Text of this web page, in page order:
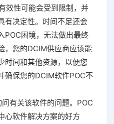
效性可能会受到限制，并
有决定性。时间不足还会
POC困境，无法做出最终
，您的DCIM供应商应该能
时间和其他资源，以便您
确保您的DCIM软件POC不
有关该软件的问题。POC
心软件解决方案的好方